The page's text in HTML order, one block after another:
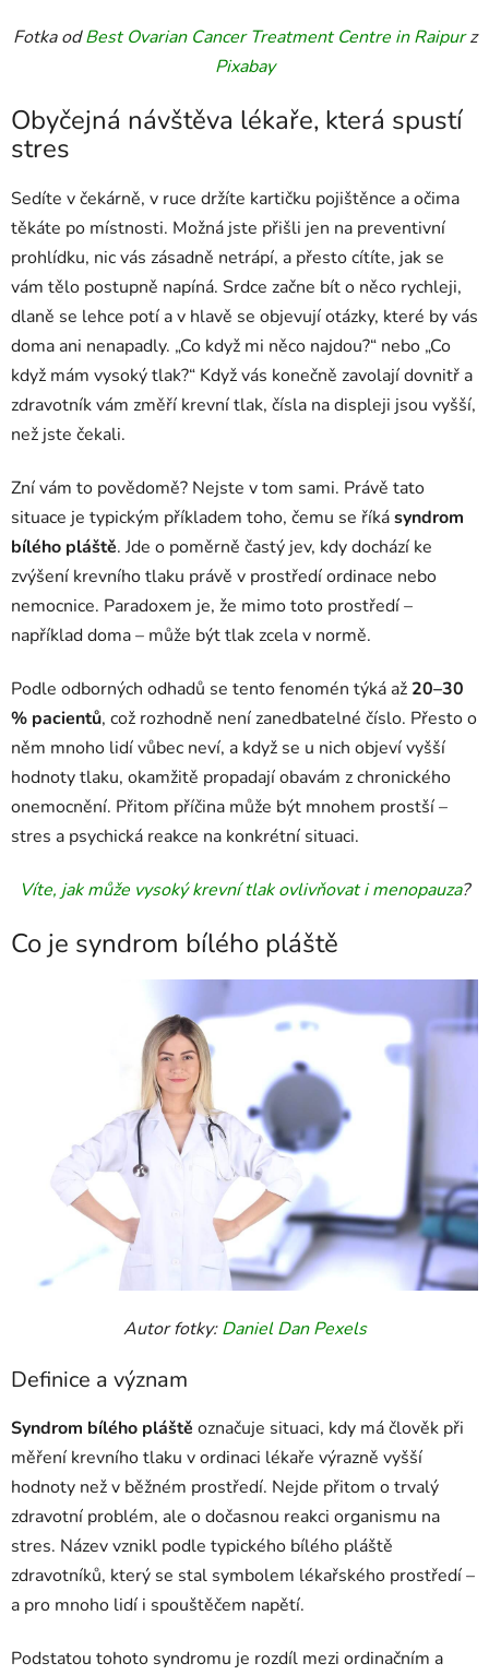
Fotka odBest Ovarian Cancer Treatment Centre in Raipurz
Pixabay
Obyčejná návštěva lékaře, která spustí
stres
Sedíte v čekárně, v ruce držíte kartičku pojištěnce a očima
těkáte po místnosti. Možná jste přišli jen na preventivní
prohlídku, nic vás zásadně netrápí, a přesto cítíte, jak se
vám tělo postupně napíná. Srdce začne bít o něco rychleji,
dlaně se lehce potí a v hlavě se objevují otázky, které by vás
doma ani nenapadly. „Co když mi něco najdou?“ nebo „Co
když mám vysoký tlak?“ Když vás konečně zavolají dovnitř a
zdravotník vám změří krevní tlak, čísla na displeji jsou vyšší,
než jste čekali.
Zní vám to povědomě? Nejste v tom sami. Právě tato
situace je typickým příkladem toho, čemu se říkásyndrom
bílého pláště. Jde o poměrně častý jev, kdy dochází ke
zvýšení krevního tlaku právě v prostředí ordinace nebo
nemocnice. Paradoxem je, že mimo toto prostředí –
například doma – může být tlak zcela v normě.
Podle odborných odhadů se tento fenomén týká až 20–30
% pacientů, což rozhodně není zanedbatelné číslo. Přesto o
něm mnoho lidí vůbec neví, a když se u nich objeví vyšší
hodnoty tlaku, okamžitě propadají obavám z chronického
onemocnění. Přitom příčina může být mnohem prostší –
stres a psychická reakce na konkrétní situaci.
Víte, jak může vysoký krevní tlak ovlivňovat i menopauza?
Co je syndrom bílého pláště
Autor fotky:Daniel Dan Pexels
Definice a význam
Syndrom bílého pláště označuje situaci, kdy má člověk při
měření krevního tlaku v ordinaci lékaře výrazně vyšší
hodnoty než v běžném prostředí. Nejde přitom o trvalý
zdravotní problém, ale o dočasnou reakci organismu na
stres. Název vznikl podle typického bílého pláště
zdravotníků, který se stal symbolem lékařského prostředí –
a pro mnoho lidí i spouštěčem napětí.
Podstatou tohoto syndromu je rozdíl mezi ordinačním a